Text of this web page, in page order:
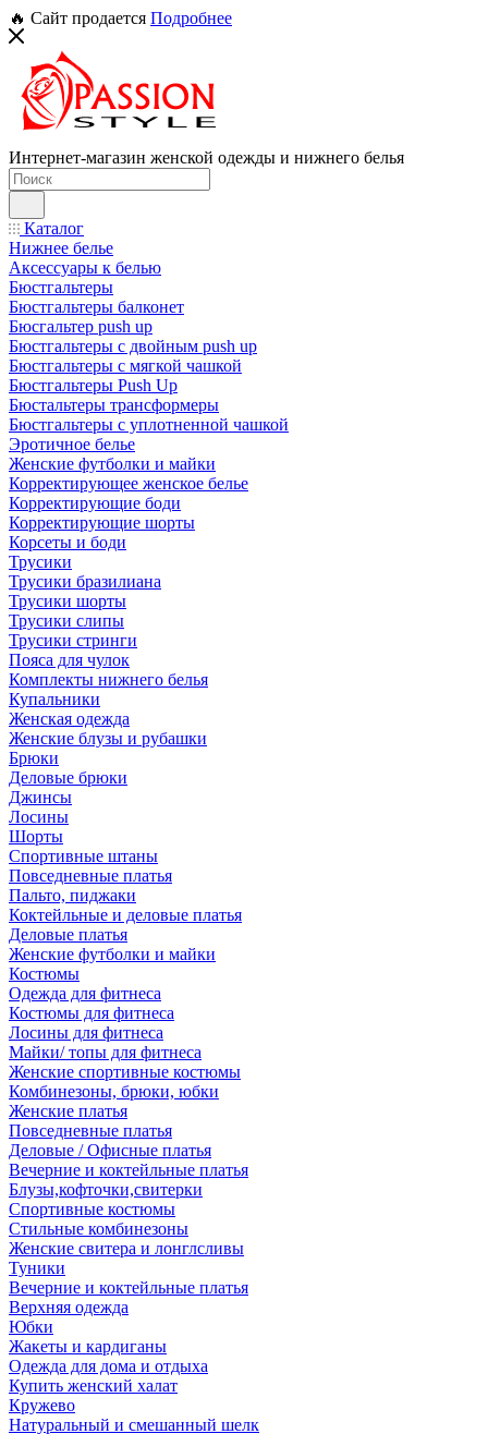
🔥 Сайт продается Подробнее
Интернет-магазин женской одежды и нижнего белья
Каталог
Нижнее белье
Аксессуары к белью
Бюстгальтеры
Бюстгальтеры балконет
Бюсгальтер push up
Бюстгальтеры с двойным push up
Бюстгальтеры с мягкой чашкой
Бюстгальтеры Push Up
Бюстальтеры трансформеры
Бюстгальтеры с уплотненной чашкой
Эротичное белье
Женские футболки и майки
Корректирующее женское белье
Корректирующие боди
Корректирующие шорты
Корсеты и боди
Трусики
Трусики бразилиана
Трусики шорты
Трусики слипы
Трусики стринги
Пояса для чулок
Комплекты нижнего белья
Купальники
Женская одежда
Женские блузы и рубашки
Брюки
Деловые брюки
Джинсы
Лосины
Шорты
Спортивные штаны
Повседневные платья
Пальто, пиджаки
Коктейльные и деловые платья
Деловые платья
Женские футболки и майки
Костюмы
Одежда для фитнеса
Костюмы для фитнеса
Лосины для фитнеса
Майки/ топы для фитнеса
Женские спортивные костюмы
Комбинезоны, брюки, юбки
Женские платья
Повседневные платья
Деловые / Офисные платья
Вечерние и коктейльные платья
Блузы,кофточки,свитерки
Спортивные костюмы
Стильные комбинезоны
Женские свитера и лонглсливы
Туники
Вечерние и коктейльные платья
Верхняя одежда
Юбки
Жакеты и кардиганы
Одежда для дома и отдыха
Купить женский халат
Кружево
Натуральный и смешанный шелк